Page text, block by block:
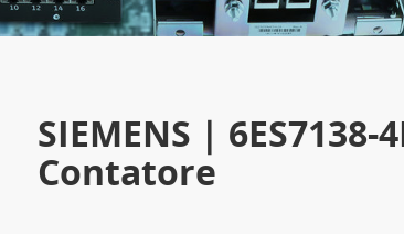
SIEMENS |
Contatore